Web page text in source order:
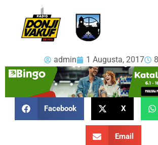
admin 1 Augusta, 2017
Facebook X
Email